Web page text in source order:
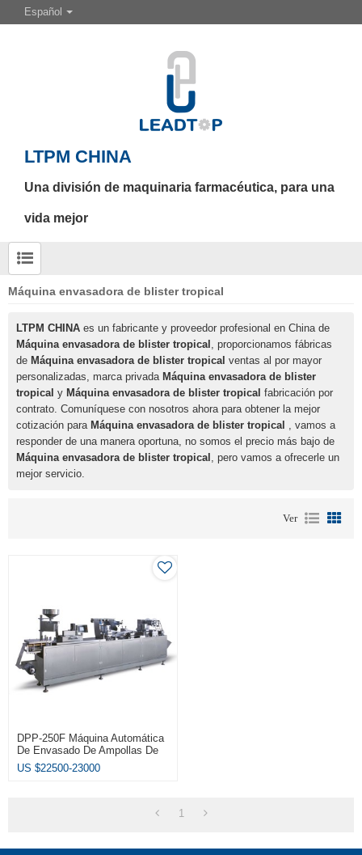
Español
LTPM CHINA
Una división de maquinaria farmacéutica, para una
vida mejor
Máquina envasadora de blister tropical
LTPM CHINA es un fabricante y proveedor profesional en China de
Máquina envasadora de blister tropical , proporcionamos fábricas
de Máquina envasadora de blister tropical ventas al por mayor
personalizadas, marca privada Máquina envasadora de blister
tropical y Máquina envasadora de blister tropical fabricación por
contrato. Comuníquese con nosotros ahora para obtener la mejor
cotización para Máquina envasadora de blister tropical , vamos a
responder de una manera oportuna, no somos el precio más bajo de
Máquina envasadora de blister tropical , pero vamos a ofrecerle un
mejor servicio.
Ver
DPP-250F Máquina Automática
De Envasado De Ampollas De
Jeringa De Alta Frecuencia
Tropical
US $22500-23000
1